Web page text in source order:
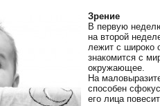
Зрение
В первую
на второй
лежит с широко
знакомится с
окружающее.
На
способен
его лица